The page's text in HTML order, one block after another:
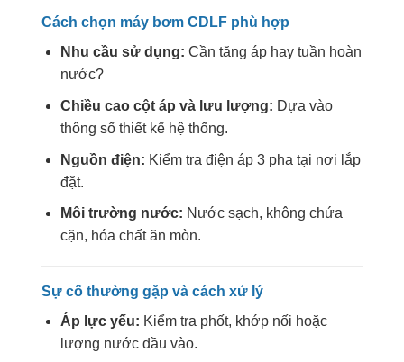
Cách chọn máy bơm CDLF phù hợp
Nhu cầu sử dụng: Cần tăng áp hay tuần hoàn
nước?
Chiều cao cột áp và lưu lượng: Dựa vào
thông số thiết kế hệ thống.
Nguồn điện: Kiểm tra điện áp 3 pha tại nơi lắp
đặt.
Môi trường nước: Nước sạch, không chứa
cặn, hóa chất ăn mòn.
Sự cố thường gặp và cách xử lý
Áp lực yếu: Kiểm tra phốt, khớp nối hoặc
lượng nước đầu vào.